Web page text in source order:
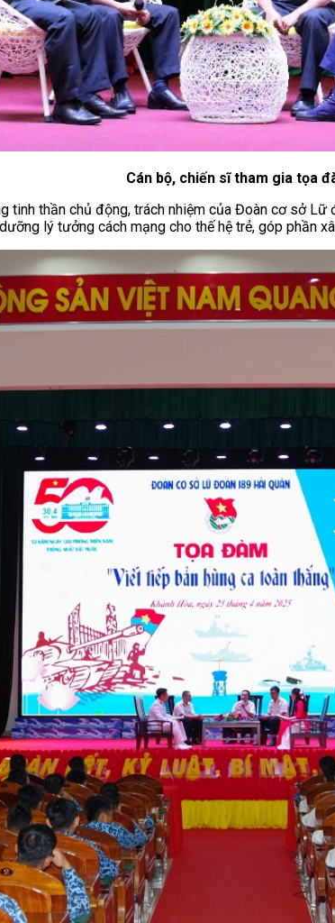
Cán bộ, chiến sĩ tham gia tọa
tinh thần chủ động, trách nhiệm của Đoàn cơ sở
lý tưởng cách mạng cho thế hệ trẻ, góp phần